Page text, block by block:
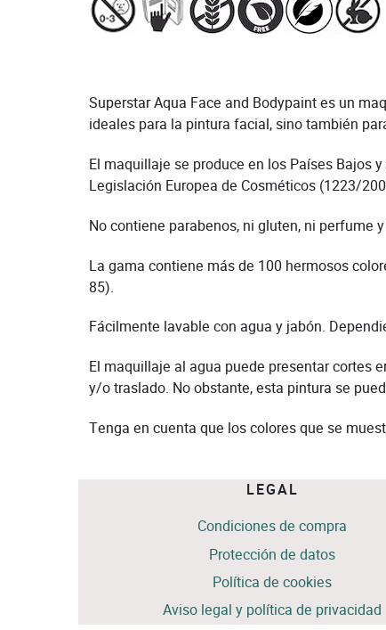
Superstar Aqua Face and Bodypaint es un
ideales para la pintura facial, sino también
El maquillaje se produce en los Países Bajos
Legislación Europea de Cosméticos (1223/
No contiene parabenos, ni gluten, ni perfume
La gama contiene más de 100 hermosos
85).
Fácilmente lavable con agua y jabón.
El maquillaje al agua puede presentar cortes
y/o traslado. No obstante, esta pintura se
Tenga en cuenta que los colores que se
LEGAL
Condiciones de compra
Protección de datos
Política de cookies
Aviso legal y política de privacidad